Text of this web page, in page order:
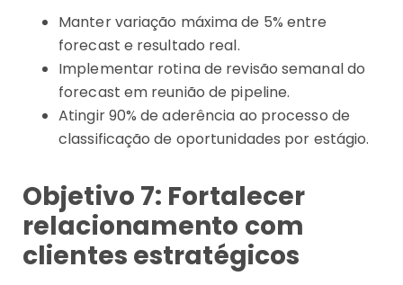
Manter variação máxima de 5% entre
forecast e resultado real.
Implementar rotina de revisão semanal do
forecast em reunião de pipeline.
Atingir 90% de aderência ao processo de
classificação de oportunidades por estágio.
Objetivo 7: Fortalecer
relacionamento com
clientes estratégicos